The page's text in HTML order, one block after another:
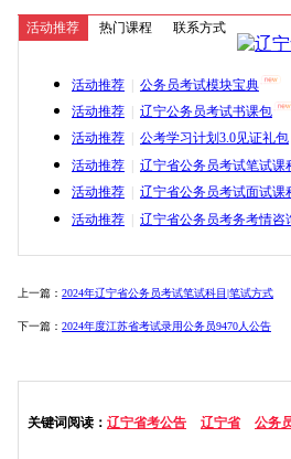
活动推荐 热门课程 联系方式
活动推荐 公务员考试模块宝典
活动推荐 辽宁公务员考试书课包
活动推荐 公考学习计划3.0见证礼包
活动推荐 辽宁省公务员考试笔试课
活动推荐 辽宁省公务员考试面试课
活动推荐 辽宁省公务员考务考情咨
上一篇： 2024年辽宁省公务员考试笔试科目|笔试方式
下一篇： 2024年度江苏省考试录用公务员9470人公告
关键词阅读： 辽宁省考公告 辽宁省 公务